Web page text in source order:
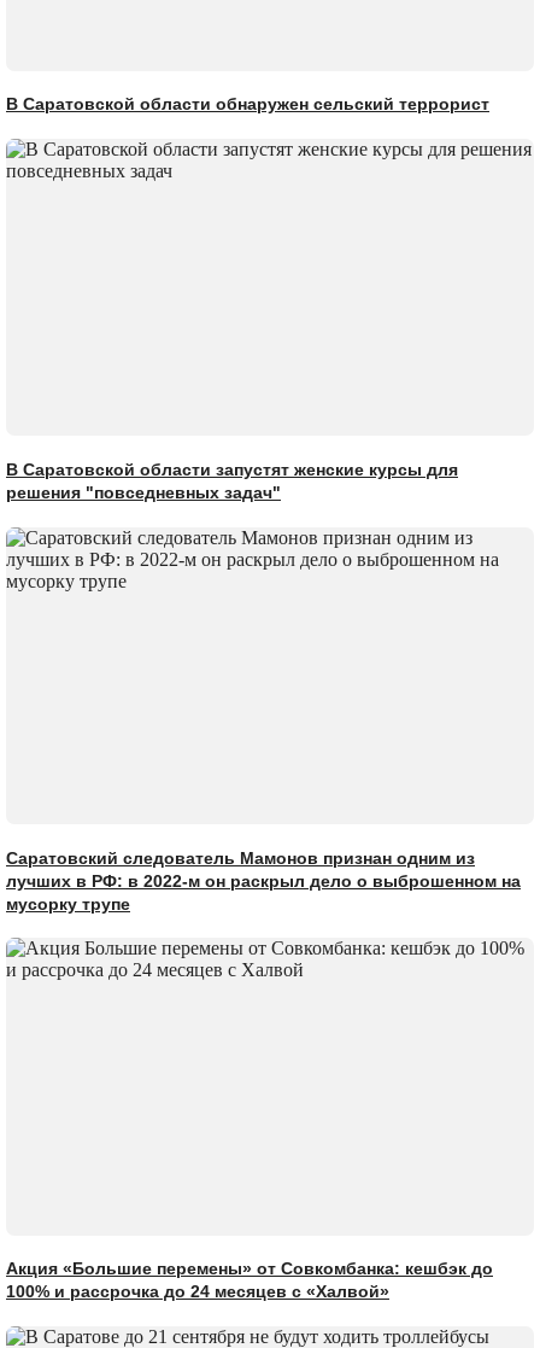
В Саратовской области обнаружен сельский террорист
В Саратовской области запустят женские курсы для
решения "повседневных задач"
Саратовский следователь Мамонов признан одним из
лучших в РФ: в 2022-м он раскрыл дело о выброшенном на
мусорку трупе
Акция «Большие перемены» от Совкомбанка: кешбэк до
100% и рассрочка до 24 месяцев с «Халвой»